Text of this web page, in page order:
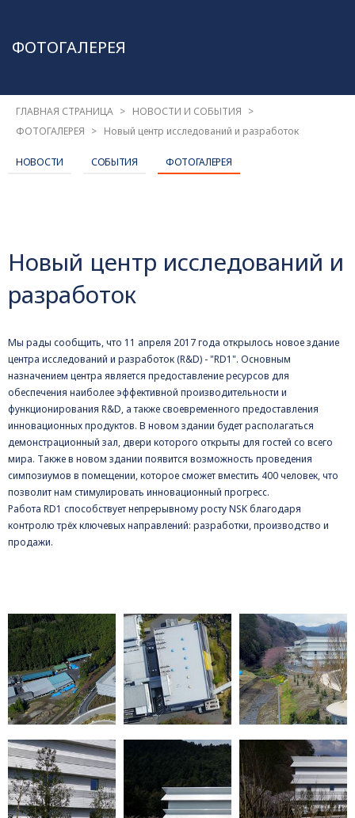
ФОТОГАЛЕРЕЯ
ГЛАВНАЯ СТРАНИЦА
НОВОСТИ И СОБЫТИЯ
ФОТОГАЛЕРЕЯ
Новый центр исследований и разработок
НОВОСТИ СОБЫТИЯ ФОТОГАЛЕРЕЯ
Новый центр исследований и
разработок
Мы рады сообщить, что 11 апреля 2017 года открылось новое здание
центра исследований и разработок (R&D) - "RD1". Основным
назначением центра является предоставление ресурсов для
обеспечения наиболее эффективной производительности и
функционирования R&D, а также своевременного предоставления
инновационных продуктов. В новом здании будет располагаться
демонстрационный зал, двери которого открыты для гостей со всего
мира. Также в новом здании появится возможность проведения
симпозиумов в помещении, которое сможет вместить 400 человек, что
позволит нам стимулировать инновационный прогресс.
Работа RD1 способствует непрерывному росту NSK благодаря
контролю трёх ключевых направлений: разработки, производство и
продажи.